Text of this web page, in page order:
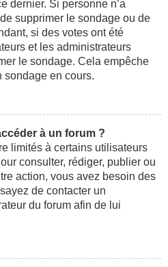
dernier. Si personne n’a
supprimer le sondage ou de
si des votes ont été
et les administrateurs
le sondage. Cela empêche
sondage en cours.
à un forum ?
limités à certains utilisateurs
consulter, rédiger, publier ou
action, vous avez besoin des
de contacter un
du forum afin de lui